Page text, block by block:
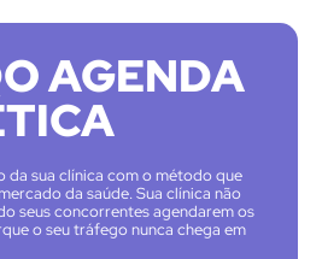
AGENDA
da sua clínica com o método que
da saúde. Sua clínica não
seus concorrentes agendarem os
o seu tráfego nunca chega em